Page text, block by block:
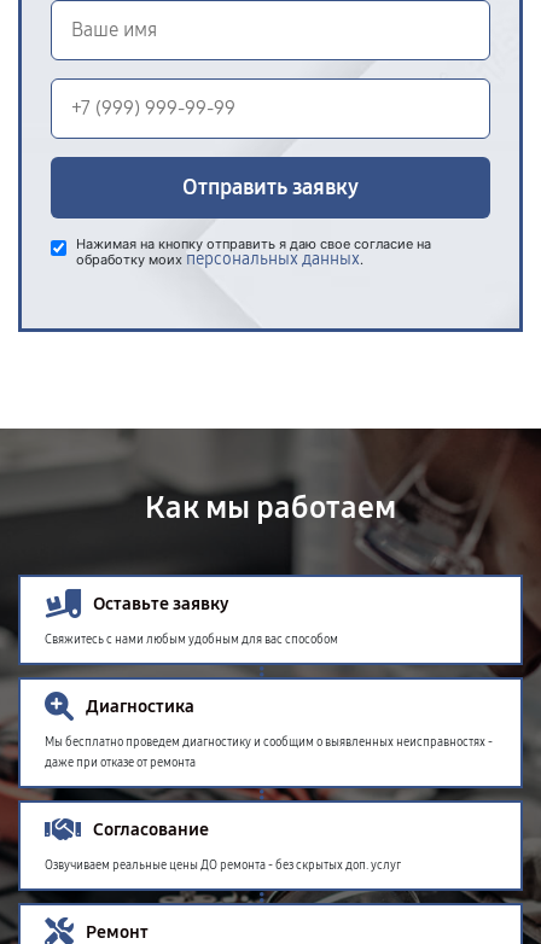
Отправить заявку
Нажимая на кнопку отправить я даю свое согласие на
обработку моих персональных данных.
Как мы работаем
Оставьте заявку
Свяжитесь с нами любым удобным для вас способом
Диагностика
Мы бесплатно проведем диагностику и сообщим о выявленных неисправностях -
даже при отказе от ремонта
Согласование
Озвучиваем реальные цены ДО ремонта - без скрытых доп. услуг
Ремонт